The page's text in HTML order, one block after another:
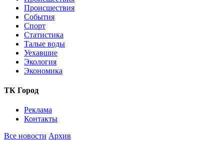
Происшествия
События
Спорт
Статистика
Талые воды
Уехавшие
Экология
Экономика
ТК Город
Реклама
Контакты
Все новости Архив